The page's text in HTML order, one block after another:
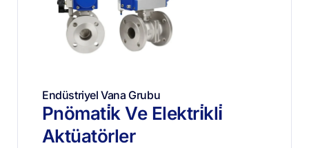
Endüstriyel Vana Grubu
Pnömati̇k Ve Elektri̇kli̇
Aktüatörler